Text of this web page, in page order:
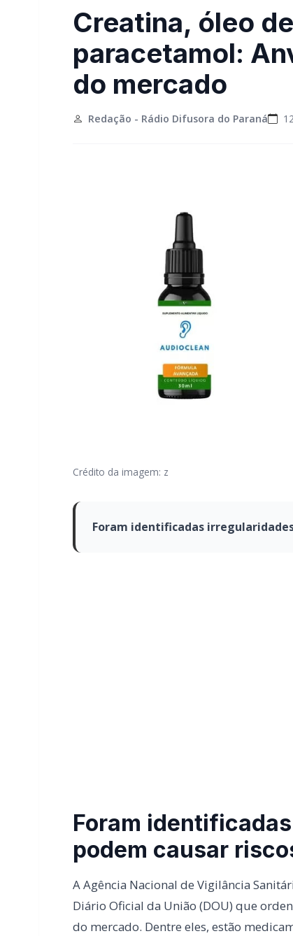
Creatina, óleo
paracetamol:
do mercado
Redação - Rádio Difusora do Paraná
Crédito da imagem: z
Foram identificadas
do mercado. Dentre eles, estão
Audioclean
vendido como um suplemento para
da propaganda e anúncio de venda do